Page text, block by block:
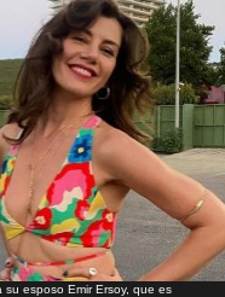
esposo Emir Ersoy, que es